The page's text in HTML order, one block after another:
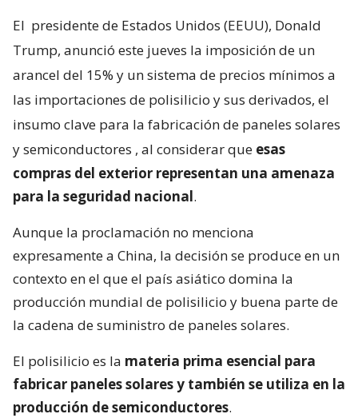
El presidente de Estados Unidos (EEUU), Donald
Trump, anunció este jueves la imposición de un
arancel del 15% y un sistema de precios mínimos a
las importaciones de polisilicio y sus derivados, el
insumo clave para la fabricación de paneles solares
y semiconductores , al considerar que esas
compras del exterior representan una amenaza
para la seguridad nacional.
Aunque la proclamación no menciona
expresamente a China, la decisión se produce en un
contexto en el que el país asiático domina la
producción mundial de polisilicio y buena parte de
la cadena de suministro de paneles solares.
El polisilicio es la materia prima esencial para
fabricar paneles solares y también se utiliza en la
producción de semiconductores.